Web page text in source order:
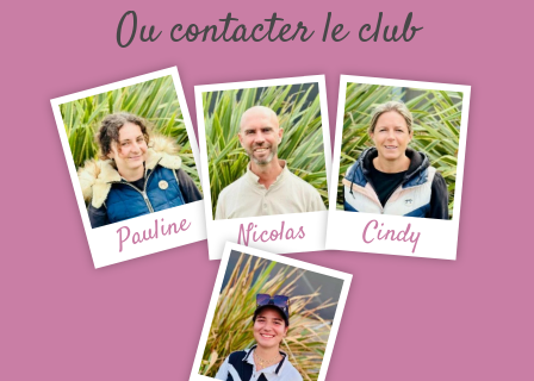
Ou contacter le club
Pauline Nicolas Cindy